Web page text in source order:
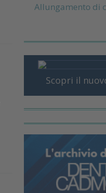
Allungamento di
Scopri il